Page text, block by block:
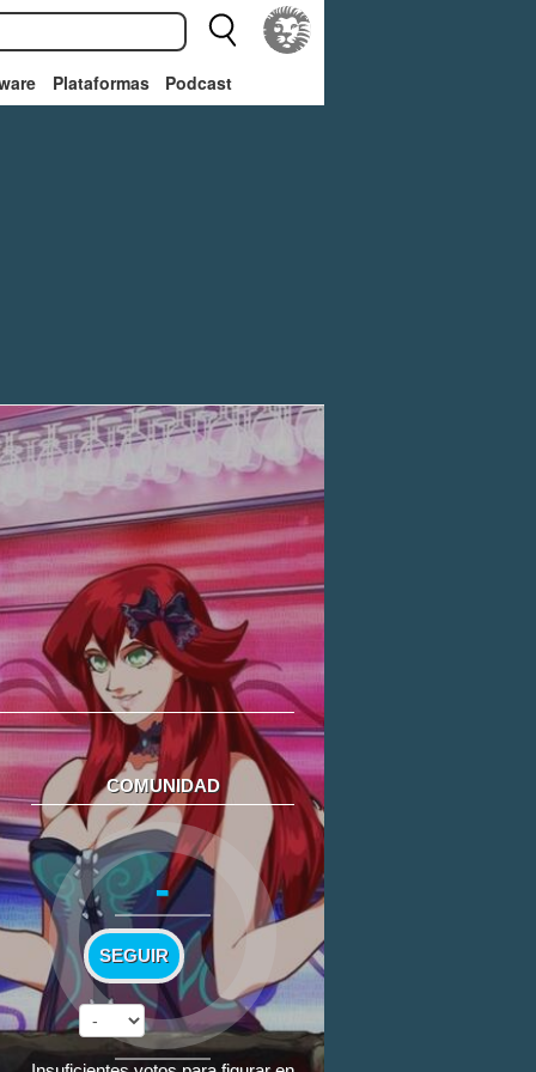
Plataformas Podcast
COMUNIDAD
-
SEGUIR